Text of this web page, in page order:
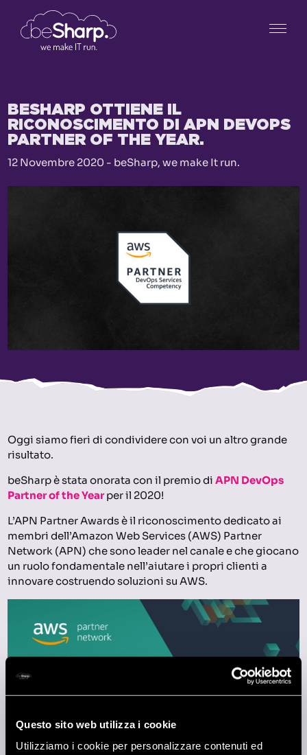
Questo sito web utilizza i cookie
Utilizziamo i cookie per personalizzare contenuti ed
BESHARP OTTIENE IL
RICONOSCIMENTO DI APN DEVOPS
PARTNER OF THE YEAR.
12 Novembre 2020 - beSharp, we make It run.
Oggi siamo fieri di condividere con voi un altro grande
risultato.
beSharp è stata onorata con il premio diAPN DevOps
Partner of the Yearper il 2020!
L’APN Partner Awards è il riconoscimento dedicato ai
membri dell’Amazon Web Services (AWS) Partner
Network (APN) che sono leader nel canale e che giocano
un ruolo fondamentale nell’aiutare i propri clienti a
innovare costruendo soluzioni su AWS.